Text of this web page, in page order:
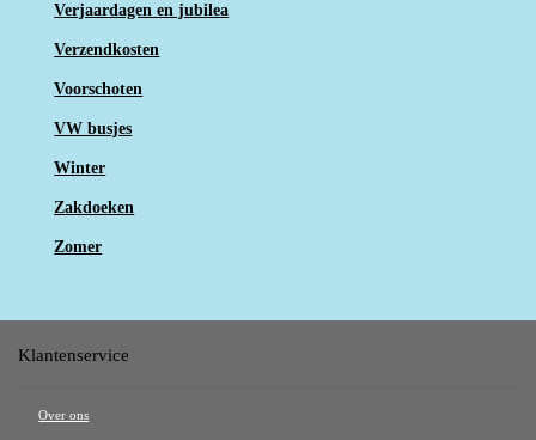
Verjaardagen en jubilea
Verzendkosten
Voorschoten
VW busjes
Winter
Zakdoeken
Zomer
Klantenservice
Over ons